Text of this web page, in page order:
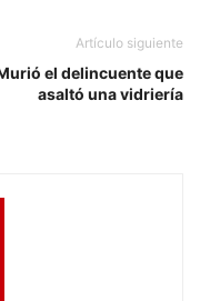
Artículo siguiente
el delincuente que
asaltó una vidriería